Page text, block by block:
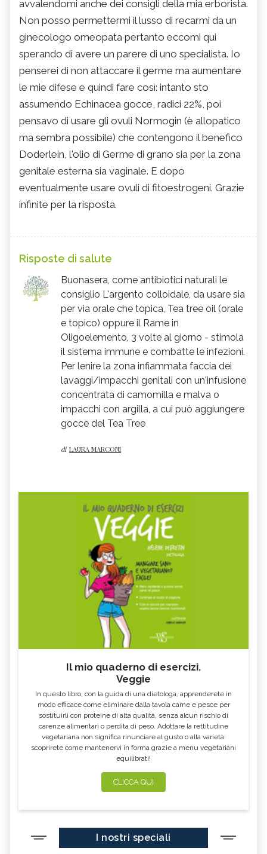
avvalendomi anche dei consigli della mia erborista.
Non posso permettermi il lusso di recarmi da un
ginecologo omeopata pertanto eccomi qui
sperando di avere un parere di uno specialista. Io
penserei di non attaccare il germe ma aumentare
le mie difese e quindi fare così: intanto sto
assumendo Echinacea gocce, radici 22%, poi
pensavo di usare gli ovuli Normogin (è allopatico
ma sembra possibile) che contengono il benefico
Doderlein, l'olio di Germe di grano sia per la zona
genitale esterna sia vaginale. E dopo
eventualmente usare ovuli di fitoestrogeni. Grazie
infinite per la risposta.
Risposte di salute
Buonasera, come antibiotici naturali le
consiglio L'argento colloidale, da usare sia
per via orale che topica, Tea tree oil (orale
e topico) oppure il Rame in
Oligoelemento, 3 volte al giorno - stimola
il sistema immune e combatte le infezioni.
Per lenire la zona infiammata faccia dei
lavaggi/impacchi genitali con un'infusione
concentrata di camomilla e malva o
impacchi con argilla, a cui può aggiungere
gocce del Tea Tree
di LAURA MARCONI
Il mio quaderno di esercizi.
Veggie
In questo libro, con la guida di una dietologa, apprenderete in
modo efficace come eliminare dalla tavola carne e pesce per
sostituirli con proteine di alta qualità, senza alcun rischio di
carenze alimentari o perdita di peso. Adottare la rettitudine
vegetariana non significa rinunciare al gusto o alla varietà:
scoprirete come mantenervi in forma grazie a menu vegetariani
equilibrati!
CLICCA QUI
I nostri speciali